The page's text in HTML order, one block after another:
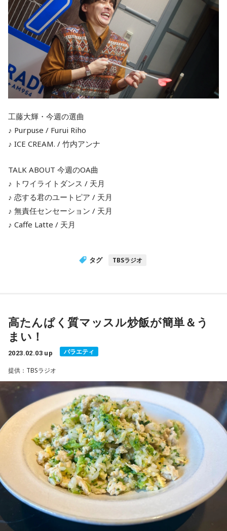
工藤大輝・今週の選曲
♪ Purpuse / Furui Riho
♪ ICE CREAM. / 竹内アンナ
TALK ABOUT 今週のOA曲
♪ トワイライトダンス / 天月
♪ 恋する君のユートピア / 天月
♪ 無責任センセーション / 天月
♪ Caffe Latte / 天月
タグ TBSラジオ
高たんぱく質マッスル炒飯が簡単＆う
まい！
2023.02.03 up バラエティ
提供：TBSラジオ